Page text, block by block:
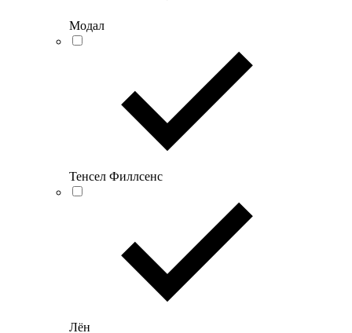
Модал
Тенсел Филлсенс
Лён